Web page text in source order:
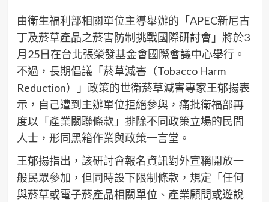
由衛生福利部相關單位主導舉辦的「APEC新尼古
丁及菸草產品之菸害防制挑戰國際研討會」將於3
月25日在台北張榮發基金會國際會議中心舉行。
不過，長期倡議「菸草減害（Tobacco Harm
Reduction）」政策的世衛菸草減害專家王郁揚表
示，自己遭到主辦單位拒絕參與，痛批衛福部再
度以「產業關聯條款」排除不同政策立場的民間
人士，形同黑箱作業與政策一言堂。
王郁揚指出，該研討會報名資訊對外宣稱開放一
般民眾參加，但同時設下限制條款，規定「任何
與菸草或電子菸產品相關單位、產業顧問或遊說